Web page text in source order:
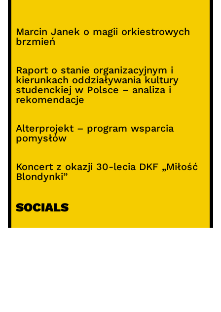
Marcin Janek o magii orkiestrowych
brzmień
Raport o stanie organizacyjnym i
kierunkach oddziaływania kultury
studenckiej w Polsce – analiza i
rekomendacje
Alterprojekt – program wsparcia
pomysłów
Koncert z okazji 30-lecia DKF „Miłość
Blondynki”
SOCIALS